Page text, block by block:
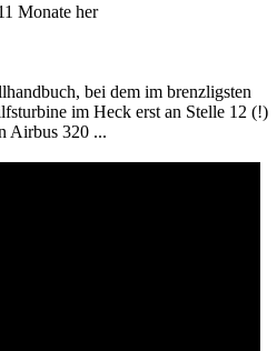
Monate her
bei dem im brenzligsten
im Heck erst an Stelle 12 (!)
Airbus 320 ...